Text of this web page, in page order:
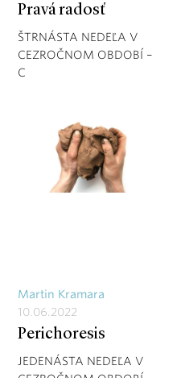
Pravá radosť
ŠTRNÁSTA NEDEĽA V
CEZROČNOM OBDOBÍ –
C
Martin Kramara
10.06.2022
Perichoresis
JEDENÁSTA NEDEĽA V